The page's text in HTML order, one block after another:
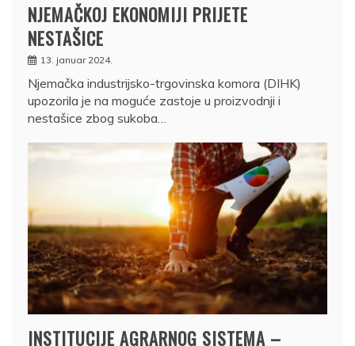
NJEMAČKOJ EKONOMIJI PRIJETE
NESTAŠICE
13. januar 2024.
Njemačka industrijsko-trgovinska komora (DIHK)
upozorila je na moguće zastoje u proizvodnji i
nestašice zbog sukoba…
INSTITUCIJE AGRARNOG SISTEMA –